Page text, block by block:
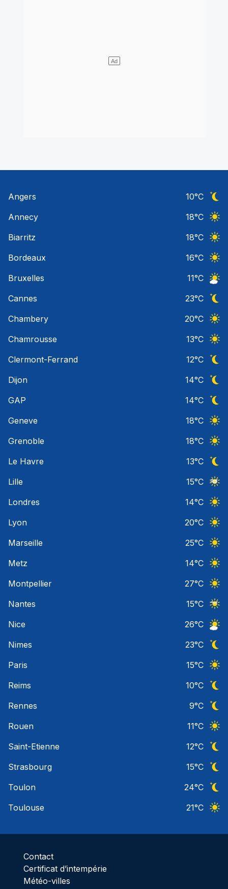
Angers 10°C
Annecy
18°C
Biarritz
18°C
Bordeaux
16°C
Bruxelles
11°C
Cannes
23°C
Chambery
20°C
Chamrousse
13°C
Clermont-Ferrand
12°C
Dijon
14°C
GAP
14°C
Geneve
18°C
Grenoble
18°C
Le Havre
13°C
Lille
15°C
Londres
14°C
Lyon
20°C
Marseille
25°C
Metz
14°C
Montpellier
27°C
Nantes
15°C
Nice
26°C
Nimes
23°C
Paris
15°C
Reims
10°C
Rennes
9°C
Rouen
11°C
Saint-Etienne
12°C
Strasbourg
15°C
Toulon
24°C
Toulouse
21°C
Contact
Certificat d’intempérie
Météo-villes